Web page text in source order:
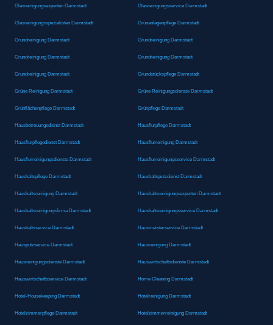
Glasreinigungsexperten Darmstadt Glasreinigungsservice Darmstadt
Glasreinigungsspezialisten Darmstadt Grünanlagenpflege Darmstadt
Grundreinigung Darmstadt Grundreinigung Darmstadt
Grundreinigung Darmstadt Grundreinigung Darmstadt
Grundreinigung Darmstadt Grundstückspflege Darmstadt
Grüne Reinigung Darmstadt Grüne Reinigungsdienste Darmstadt
Grünflächenpflege Darmstadt Grünpflege Darmstadt
Hausbetreuungsdienst Darmstadt Hausflurpflege Darmstadt
Hausflurpflegedienst Darmstadt Hausflurreinigung Darmstadt
Hausflurreinigungsdienste Darmstadt Hausflurreinigungsservice Darmstadt
Haushaltspflege Darmstadt Haushaltsputzdienst Darmstadt
Haushaltsreinigung Darmstadt Haushaltsreinigungsexperten Darmstadt
Haushaltsreinigungsfirma Darmstadt Haushaltsreinigungsservice Darmstadt
Haushaltsservice Darmstadt Hausmeisterservice Darmstadt
Hausputzservice Darmstadt Hausreinigung Darmstadt
Hausreinigungsdienste Darmstadt Hauswirtschaftsdienste Darmstadt
Hauswirtschaftsservice Darmstadt Home Cleaning Darmstadt
Hotel-Housekeeping Darmstadt Hotelreinigung Darmstadt
Hotelzimmerpflege Darmstadt Hotelzimmerreinigung Darmstadt